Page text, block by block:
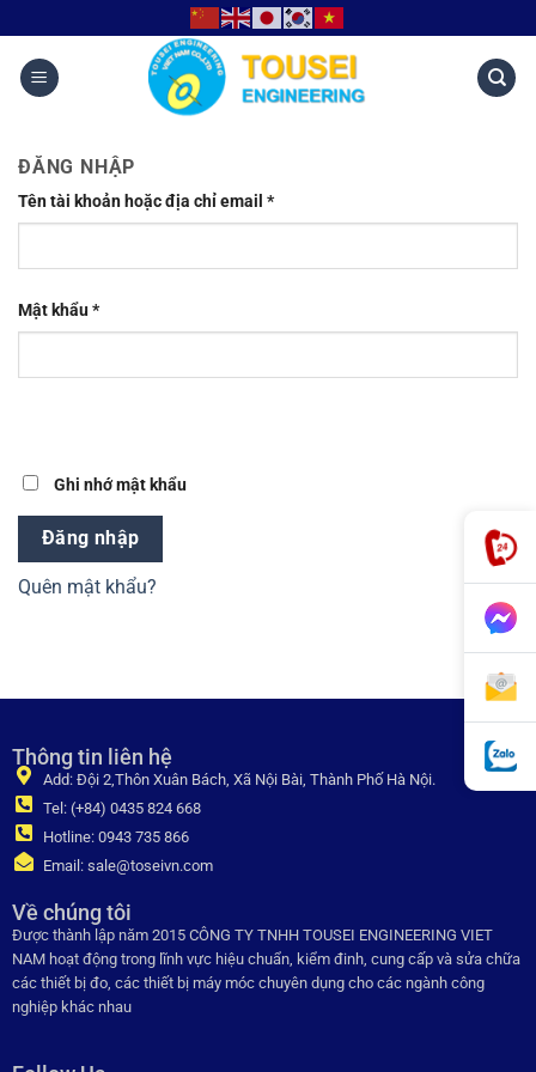
ĐĂNG NHẬP
Tên tài khoản hoặc địa chỉ email *
Mật khẩu*
Ghi nhớ mật khẩu
Đăng nhập
Quên mật khẩu?
Thông tin liên hệ
Add: Đội 2,Thôn Xuân Bách, Xã Nội Bài, Thành Phố Hà Nội.
Tel: (+84) 0435 824 668
Hotline: 0943 735 866
Email: sale@toseivn.com
Về chúng tôi
Được thành lập năm 2015 CÔNG TY TNHH TOUSEI ENGINEERING VIET
NAM hoạt động trong lĩnh vực hiệu chuẩn, kiểm đinh, cung cấp và sửa chữa
các thiết bị đo, các thiết bị máy móc chuyên dụng cho các ngành công
nghiệp khác nhau